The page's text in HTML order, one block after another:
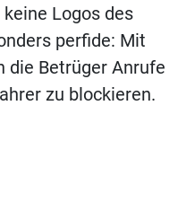
Logos des
perfide: Mit
die Betrüger Anrufe
zu blockieren.